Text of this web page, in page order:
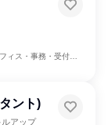
事務・受付、営業、製造・生産工程
ント)
アップ